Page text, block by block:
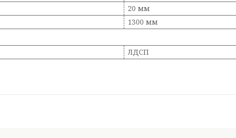
20 мм
1300 мм
ЛДСП